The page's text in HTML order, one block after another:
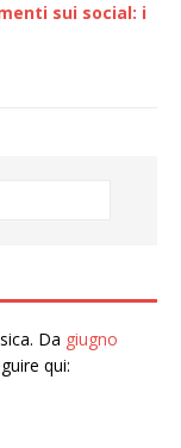
sui social: i
Da giugno
qui: